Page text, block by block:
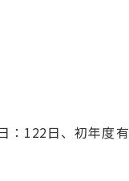
：122日、初年度有